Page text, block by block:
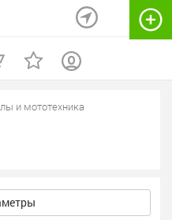
и мототехника